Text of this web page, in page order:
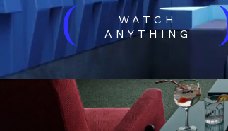
(
WATCH
ANYTHING